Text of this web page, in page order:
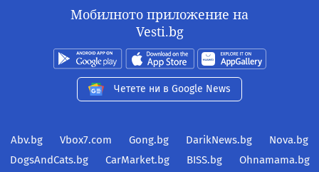
Мобилното приложение на
Vesti.bg
Четете ни в Google News
Abv.bg Vbox7.com Gong.bg DarikNews.bg
Nova.bg
DogsAndCats.bg
CarMarket.bg BISS.bg
Ohnamama.bg